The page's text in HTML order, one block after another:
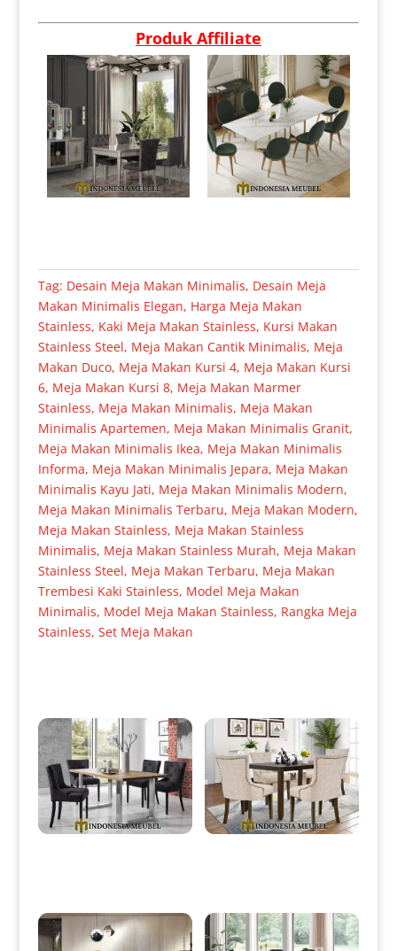
Produk Affiliate
Tag: Desain Meja Makan Minimalis, Desain Meja
Makan Minimalis Elegan, Harga Meja Makan
Stainless, Kaki Meja Makan Stainless, Kursi Makan
Stainless Steel, Meja Makan Cantik Minimalis, Meja
Makan Duco, Meja Makan Kursi 4, Meja Makan Kursi
6, Meja Makan Kursi 8, Meja Makan Marmer
Stainless, Meja Makan Minimalis, Meja Makan
Minimalis Apartemen, Meja Makan Minimalis Granit,
Meja Makan Minimalis Ikea, Meja Makan Minimalis
Informa, Meja Makan Minimalis Jepara, Meja Makan
Minimalis Kayu Jati, Meja Makan Minimalis Modern,
Meja Makan Minimalis Terbaru, Meja Makan Modern,
Meja Makan Stainless, Meja Makan Stainless
Minimalis, Meja Makan Stainless Murah, Meja Makan
Stainless Steel, Meja Makan Terbaru, Meja Makan
Trembesi Kaki Stainless, Model Meja Makan
Minimalis, Model Meja Makan Stainless, Rangka Meja
Stainless, Set Meja Makan